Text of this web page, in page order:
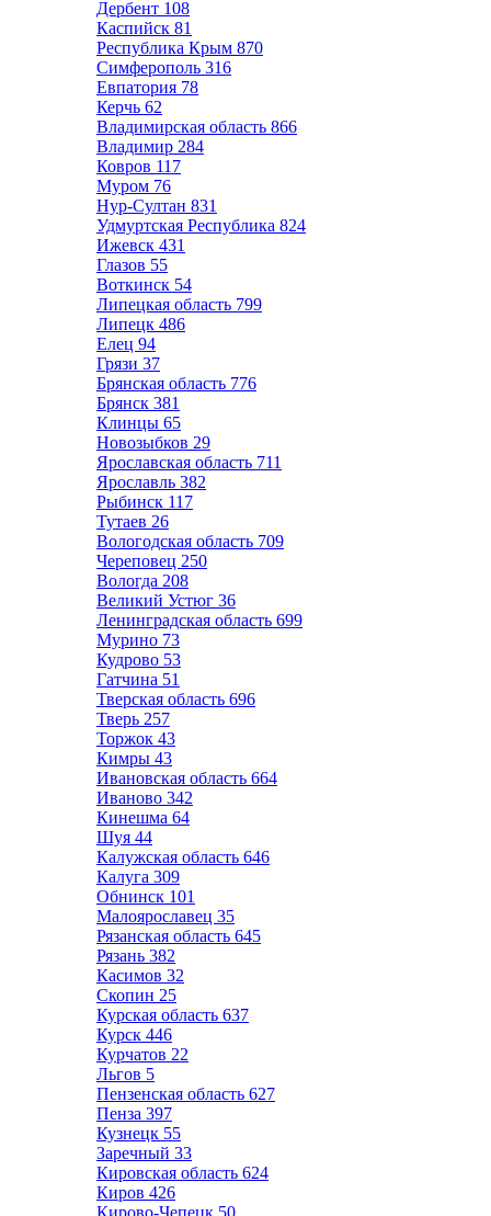
Дербент 108
Каспийск 81
Республика Крым 870
Симферополь 316
Евпатория 78
Керчь 62
Владимирская область 866
Владимир 284
Ковров 117
Муром 76
Нур-Султан 831
Удмуртская Республика 824
Ижевск 431
Глазов 55
Воткинск 54
Липецкая область 799
Липецк 486
Елец 94
Грязи 37
Брянская область 776
Брянск 381
Клинцы 65
Новозыбков 29
Ярославская область 711
Ярославль 382
Рыбинск 117
Тутаев 26
Вологодская область 709
Череповец 250
Вологда 208
Великий Устюг 36
Ленинградская область 699
Мурино 73
Кудрово 53
Гатчина 51
Тверская область 696
Тверь 257
Торжок 43
Кимры 43
Ивановская область 664
Иваново 342
Кинешма 64
Шуя 44
Калужская область 646
Калуга 309
Обнинск 101
Малоярославец 35
Рязанская область 645
Рязань 382
Касимов 32
Скопин 25
Курская область 637
Курск 446
Курчатов 22
Льгов 5
Пензенская область 627
Пенза 397
Кузнецк 55
Заречный 33
Кировская область 624
Киров 426
Кирово-Чепецк 50